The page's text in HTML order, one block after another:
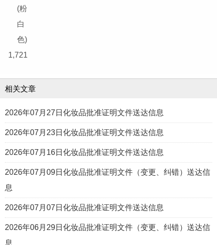
(粉
白
色)
1,721
相关文章
2026年07月27日化妆品批准证明文件送达信息
2026年07月23日化妆品批准证明文件送达信息
2026年07月16日化妆品批准证明文件送达信息
2026年07月09日化妆品批准证明文件（变更、纠错）送达信
息
2026年07月07日化妆品批准证明文件送达信息
2026年06月29日化妆品批准证明文件（变更、纠错）送达信
息